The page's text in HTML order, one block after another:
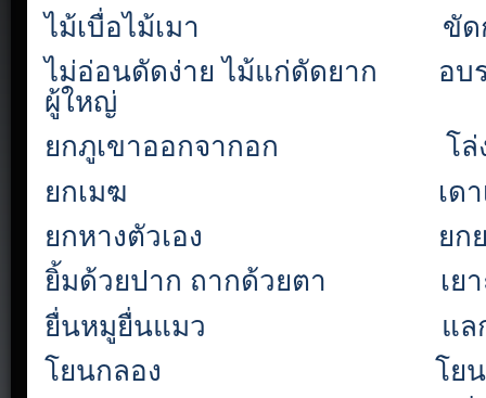
ไม้เบื่อไม้เมา
ขั
ไม่อ่อนดัดง่าย ไม้แก่ดัดยาก
อบ
ผู้ใหญ่
ยกภูเขาออกจากอก
โล่
ยกเมฆ
เด
ยกหางตัวเอง
ยก
ยิ้มด้วยปาก ถากด้วยตา
เย
ยื่นหมูยื่นแมว
แล
โยนกลอง
โย